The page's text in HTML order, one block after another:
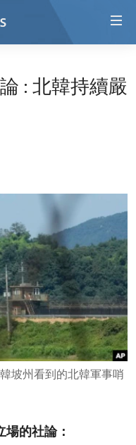
: 北韓持續嚴
坡州看到的北韓軍事哨
的社論：